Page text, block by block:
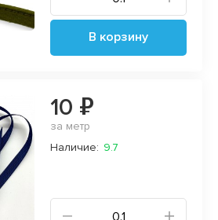
В корзину
10 ₽
за метр
Наличие: 9.7